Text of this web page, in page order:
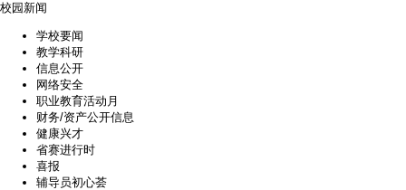
校园新闻
学校要闻
教学科研
信息公开
网络安全
职业教育活动月
财务/资产公开信息
健康兴才
省赛进行时
喜报
辅导员初心荟